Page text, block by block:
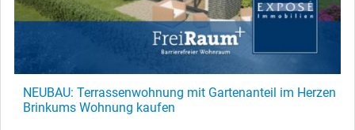
NEUBAU: Terrassenwohnung mit Gartenanteil im Herzen
Brinkums Wohnung kaufen